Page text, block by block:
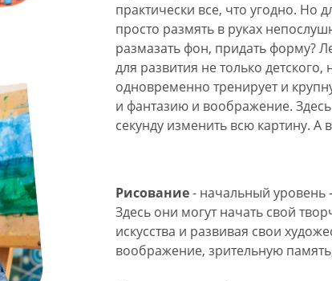
практически все, что угодно. Но
просто размять в руках
размазать фон, придать форму?
для развития не только
одновременно тренирует и
и фантазию и воображение.
секунду изменить всю картину. А
Рисование- начальный уровень
Здесь они могут начать свой
искусства и развивая свои
воображение, зрительную